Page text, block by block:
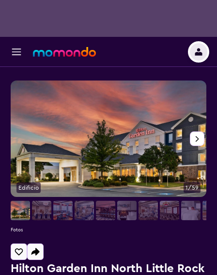
Hilton Garden Inn North Little Rock
Edificio 1/59
Fotos